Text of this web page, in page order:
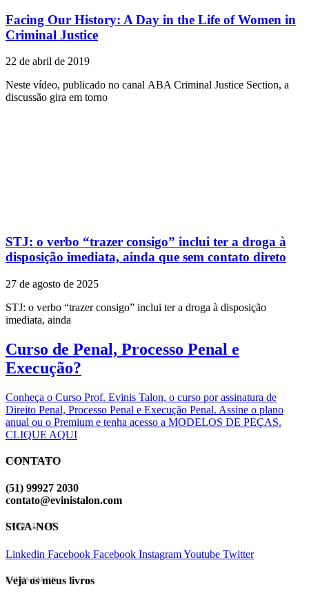
Facing Our History: A Day in the Life of Women in
Criminal Justice
22 de abril de 2019
Neste vídeo, publicado no canal ABA Criminal Justice Section, a
discussão gira em torno
STJ: o verbo “trazer consigo” inclui ter a droga à
disposição imediata, ainda que sem contato direto
27 de agosto de 2025
STJ: o verbo “trazer consigo” inclui ter a droga à disposição
imediata, ainda
Curso de Penal, Processo Penal e
Execução?
Conheça o Curso Prof. Evinis Talon, o curso por assinatura de
Direito Penal, Processo Penal e Execução Penal. Assine o plano
anual ou o Premium e tenha acesso a MODELOS DE PEÇAS.
CLIQUE AQUI
EVINIS TALON
CONTATO
(51) 99927 2030
contato@evinistalon.com
EVINIS TALON
SIGA-NOS
Linkedin Facebook Facebook InstagramYoutube Twitter
EVINIS TALON
Veja os meus livros